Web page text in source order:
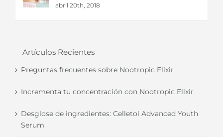
abril 20th, 2018
Artículos Recientes
Preguntas frecuentes sobre Nootropic Elixir
Incrementa tu concentración con Nootropic Elixir
Desglose de ingredientes: Celletoi Advanced Youth
Serum